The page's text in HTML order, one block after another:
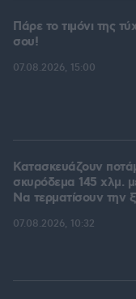
Πάρε το τιμόνι της
σου!
07.08.2026, 15:00
Κατασκευάζουν
σκυρόδεμα 145 χλμ.
Να τερματίσουν την
07.08.2026, 10:32